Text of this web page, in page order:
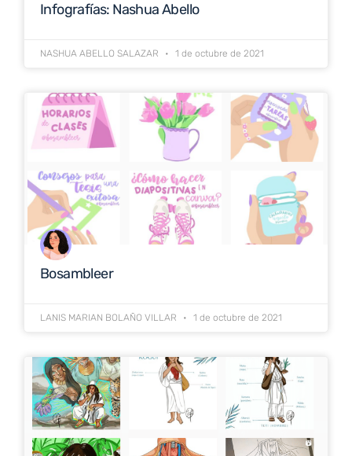
Infografías: Nashua Abello
NASHUA ABELLO SALAZAR 1 de octubre de 2021
Bosambleer
LANIS MARIAN BOLAÑO VILLAR 1 de octubre de 2021